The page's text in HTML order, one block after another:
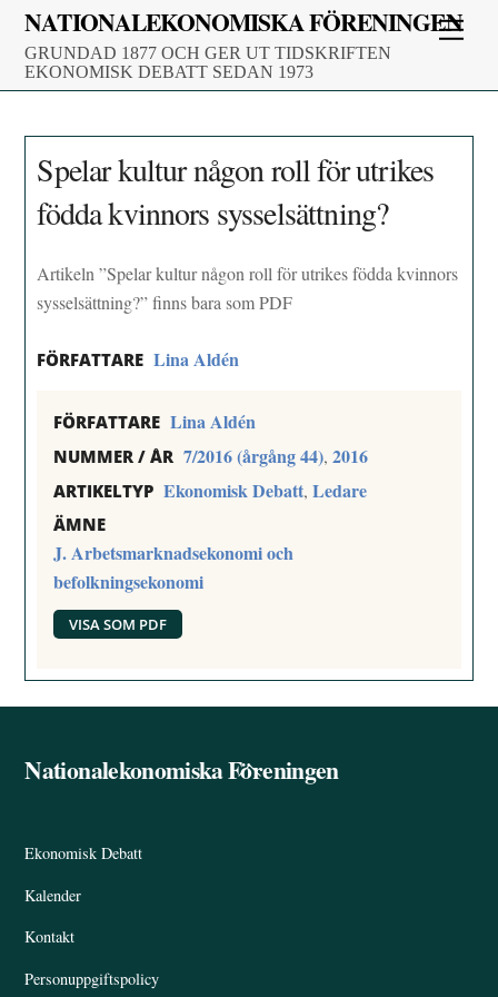
Skip
content
NATIONALEKONOMISKA FÖRENINGEN
GRUNDAD 1877 OCH GER UT TIDSKRIFTEN
EKONOMISK DEBATT SEDAN 1973
Spelar kultur någon roll för utrikes
födda kvinnors sysselsättning?
Artikeln ”Spelar kultur någon roll för utrikes födda kvinnors
sysselsättning?” finns bara som PDF
FÖRFATTARE Lina Aldén
FÖRFATTARE Lina Aldén
NUMMER / ÅR 7/2016 (årgång 44),2016
ARTIKELTYP Ekonomisk Debatt,Ledare
ÄMNE
J. Arbetsmarknadsekonomi och
befolkningsekonomi
VISA SOM PDF
Back
Nationalekonomiska Föreningen
Ekonomisk Debatt
Kalender
Kontakt
Personuppgiftspolicy